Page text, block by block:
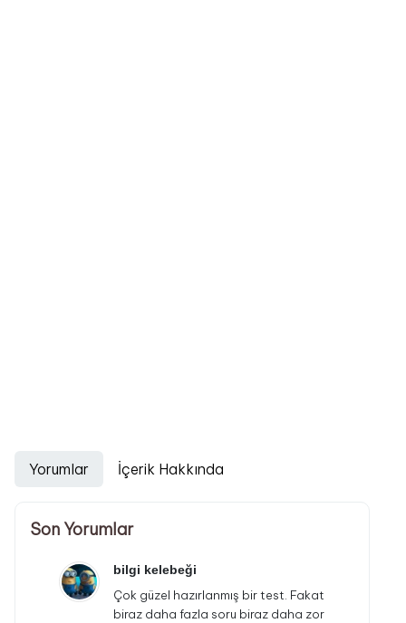
Yorumlar İçerik Hakkında
Son Yorumlar
bilgi kelebeği
Çok güzel hazırlanmış bir test. Fakat
biraz daha fazla soru biraz daha zor